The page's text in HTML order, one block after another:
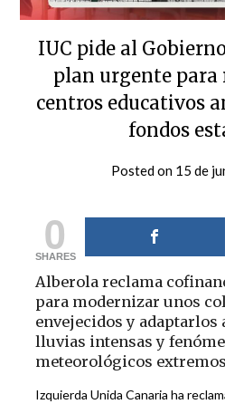
IUC pide al
plan urgente
centros educativos
fondos
Posted on 15 de
0
SHARES
Alberola reclama
para modernizar unos
envejecidos y adaptarlos
lluvias intensas y
meteorológicos extremos
Izquierda Unida Canaria ha